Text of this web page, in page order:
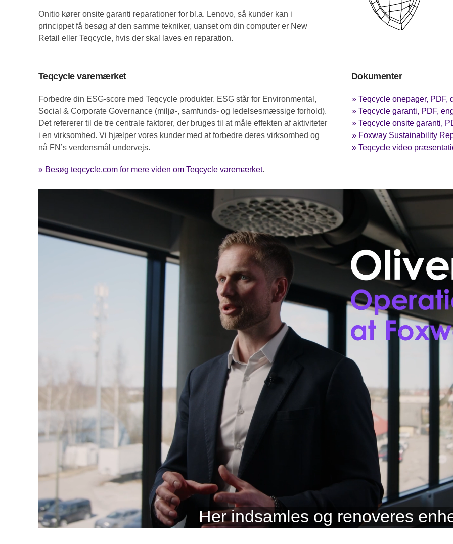
Onitio kører onsite garanti reparationer for bl.a. Lenovo, så kunder kan i
princippet få besøg af den samme tekniker, uanset om din computer er New
Retail eller Teqcycle, hvis der skal laves en reparation.
Teqcycle varemærket
Forbedre din ESG-score med Teqcycle produkter. ESG står for Environmental,
Social & Corporate Governance (miljø-, samfunds- og ledelsesmæssige forhold).
Det refererer til de tre centrale faktorer, der bruges til at måle effekten af aktiviteter
i en virksomhed. Vi hjælper vores kunder med at forbedre deres virksomhed og
nå FN’s verdensmål undervejs.
» Besøg teqcycle.com for mere viden om Teqcycle varemærket.
Dokumenter
» Teqcycle onepager, PDF,
» Teqcycle garanti, PDF,
» Teqcycle onsite garanti,
» Foxway Sustainability
» Teqcycle video